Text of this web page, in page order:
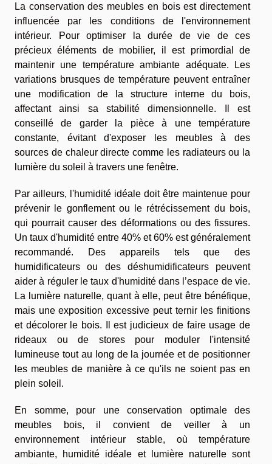
La conservation des meubles en bois est directement
influencée par les conditions de l'environnement
intérieur. Pour optimiser la durée de vie de ces
précieux éléments de mobilier, il est primordial de
maintenir une température ambiante adéquate. Les
variations brusques de température peuvent entraîner
une modification de la structure interne du bois,
affectant ainsi sa stabilité dimensionnelle. Il est
conseillé de garder la pièce à une température
constante, évitant d'exposer les meubles à des
sources de chaleur directe comme les radiateurs ou la
lumière du soleil à travers une fenêtre.
Par ailleurs, l'humidité idéale doit être maintenue pour
prévenir le gonflement ou le rétrécissement du bois,
qui pourrait causer des déformations ou des fissures.
Un taux d'humidité entre 40% et 60% est généralement
recommandé. Des appareils tels que des
humidificateurs ou des déshumidificateurs peuvent
aider à réguler le taux d'humidité dans l’espace de vie.
La lumière naturelle, quant à elle, peut être bénéfique,
mais une exposition excessive peut ternir les finitions
et décolorer le bois. Il est judicieux de faire usage de
rideaux ou de stores pour moduler l'intensité
lumineuse tout au long de la journée et de positionner
les meubles de manière à ce qu'ils ne soient pas en
plein soleil.
En somme, pour une conservation optimale des
meubles bois, il convient de veiller à un
environnement intérieur stable, où température
ambiante, humidité idéale et lumière naturelle sont